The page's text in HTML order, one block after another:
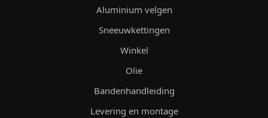
Aluminium velgen
Sneeuwkettingen
Winkel
Olie
Bandenhandleiding
Levering en montage